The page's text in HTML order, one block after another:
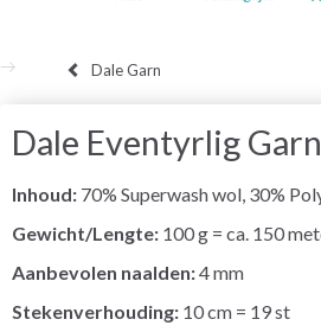
Dale Garn
Dale Eventyrlig Garn
Inhoud: 70% Superwash wol, 30%
Gewicht/Lengte: 100 g = ca. 150
Aanbevolen naalden:4 mm
Stekenverhouding: 10 cm = 19 st